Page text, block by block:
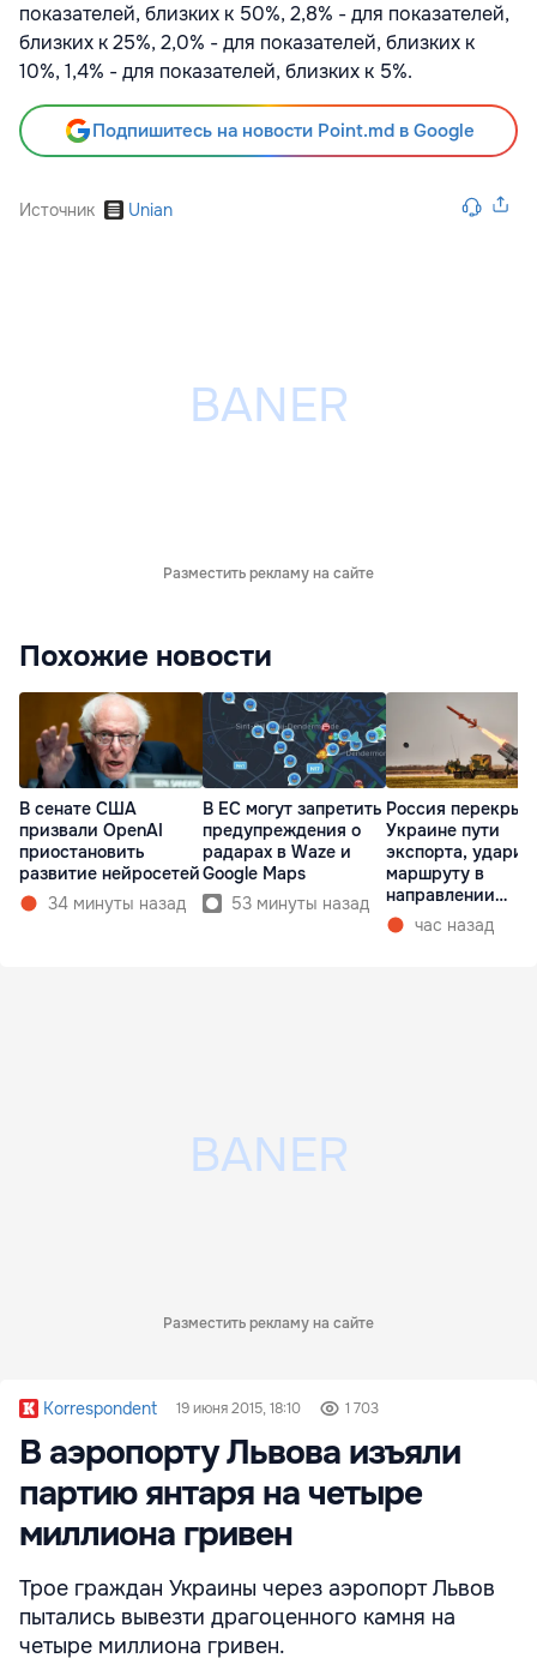
показателей, близких к 50%, 2,8% - для показателей,
близких к 25%, 2,0% - для показателей, близких к
10%, 1,4% - для показателей, близких к 5%.
Подпишитесь на новости Point.md в Google
Источник Unian
Разместить рекламу на сайте
Похожие новости
В сенате США
призвали OpenAI
приостановить
развитие нейросетей
34 минуты назад
В ЕС могут запретить
предупреждения о
радарах в Waze и
Google Maps
53 минуты назад
Россия
Украине пути
экспорта, ударив
маршруту в
направлении
Молдовы
час назад
Разместить рекламу на сайте
Korrespondent 19 июня 2015, 18:10 1 703
В аэропорту Львова изъяли
партию янтаря на четыре
миллиона гривен
Трое граждан Украины через аэропорт Львов
пытались вывезти драгоценного камня на
четыре миллиона гривен.